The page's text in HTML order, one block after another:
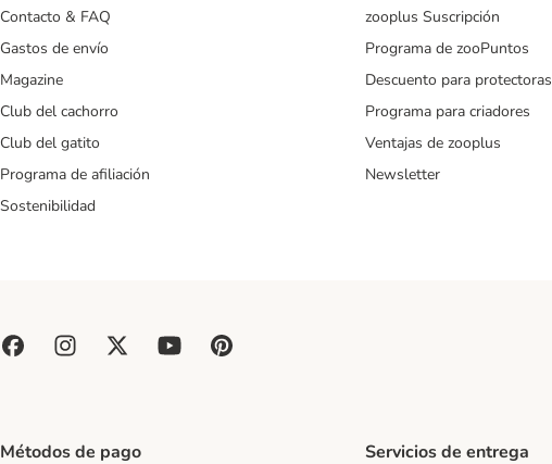
Contacto & FAQ
Gastos de envío
Magazine
Club del cachorro
Club del gatito
Programa de afiliación
Sostenibilidad
zooplus Suscripción
Programa de zooPuntos
Descuento para protectoras
Programa para criadores
Ventajas de zooplus
Newsletter
Métodos de pago Servicios de entrega